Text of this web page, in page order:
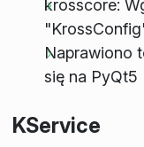
krosscore:
Naprawiono
się na PyQt5
KService